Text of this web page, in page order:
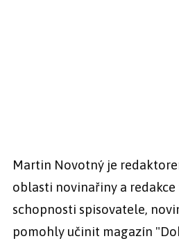
Martin Novotný je
oblasti novinařiny a
schopnosti spisovatele,
pomohly učinit magazín